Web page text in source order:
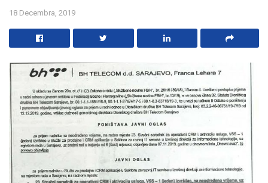
18 Decembra, 2019